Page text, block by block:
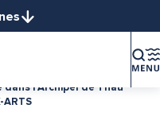
dans l’Archipel de Thau
ARTS